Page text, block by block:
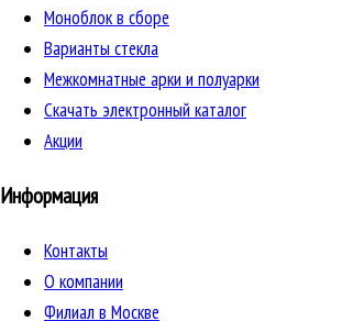
Моноблок в сборе
Варианты стекла
Межкомнатные арки и полуарки
Скачать электронный каталог
Акции
Информация
Контакты
О компании
Филиал в Москве